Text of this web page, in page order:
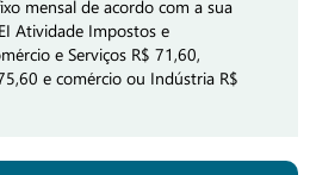
Atividade Impostos e
e Serviços R$ 71,60,
e comércio ou Indústria R$